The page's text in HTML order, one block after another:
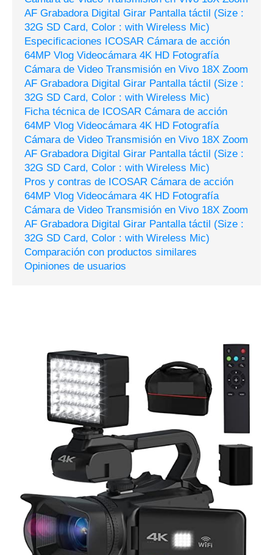
AF Grabadora Digital Girar Pantalla táctil (Size :
32G SD Card, Color : with Wireless Mic)
Especificaciones ICOSAR Cámara de acción
64MP Vlog Videocámara 4K HD Fotografía
Cámara de Video Transmisión en Vivo 18X Zoom
AF Grabadora Digital Girar Pantalla táctil (Size :
32G SD Card, Color : with Wireless Mic)
Ficha técnica de ICOSAR Cámara de acción
64MP Vlog Videocámara 4K HD Fotografía
Cámara de Video Transmisión en Vivo 18X Zoom
AF Grabadora Digital Girar Pantalla táctil (Size :
32G SD Card, Color : with Wireless Mic)
Pros y contras de ICOSAR Cámara de acción
64MP Vlog Videocámara 4K HD Fotografía
Cámara de Video Transmisión en Vivo 18X Zoom
AF Grabadora Digital Girar Pantalla táctil (Size :
32G SD Card, Color : with Wireless Mic)
Comparación con productos similares
Opiniones de usuarios